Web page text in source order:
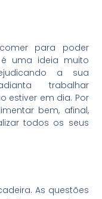
para poder
uma ideia muito
a sua
trabalhar
estiver em dia. Por
bem, afinal,
todos os seus
As questões